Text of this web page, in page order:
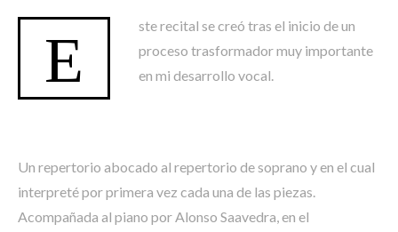
E
ste recital se creó tras el inicio de un
proceso trasformador muy importante
en mi desarrollo vocal.
Un repertorio abocado al repertorio de soprano y en el cual
interpreté por primera vez cada una de las piezas.
Acompañada al piano por Alonso Saavedra, en el